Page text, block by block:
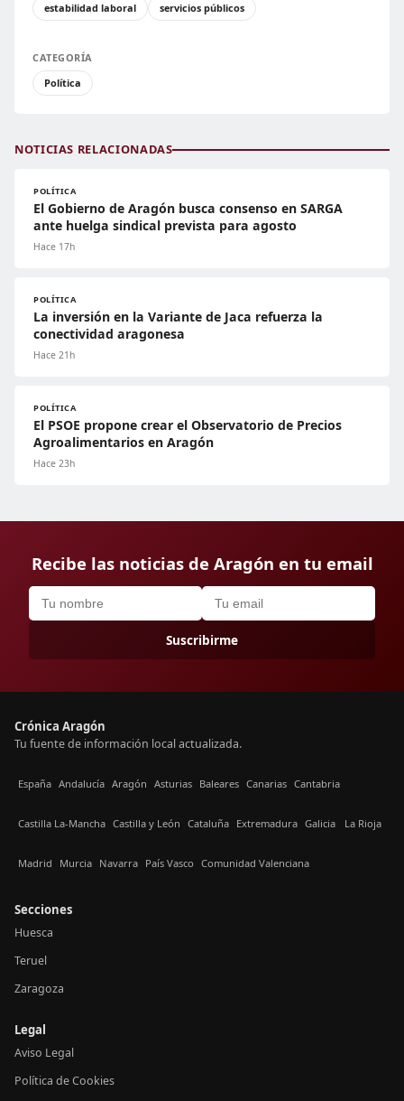
estabilidad laboral
servicios públicos
CATEGORÍA
Política
NOTICIAS RELACIONADAS
POLÍTICA
El Gobierno de Aragón busca consenso en SARGA
ante huelga sindical prevista para agosto
Hace 17h
POLÍTICA
La inversión en la Variante de Jaca refuerza la
conectividad aragonesa
Hace 21h
POLÍTICA
El PSOE propone crear el Observatorio de Precios
Agroalimentarios en Aragón
Hace 23h
Recibe las noticias de Aragón en tu email
Suscribirme
Crónica Aragón
Tu fuente de información local actualizada.
España Andalucía Aragón Asturias Baleares Canarias Cantabria
Castilla La-Mancha Castilla y León Cataluña Extremadura Galicia La Rioja
Madrid Murcia Navarra País Vasco Comunidad Valenciana
Secciones
Huesca
Teruel
Zaragoza
Legal
Aviso Legal
Política de Cookies